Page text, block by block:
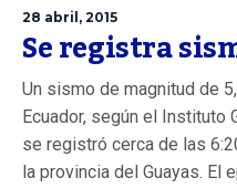
28 abril, 2015
Se registra
Un sismo de magnitud de
Ecuador, según el Instituto
se registró cerca de las
la provincia del Guayas. El